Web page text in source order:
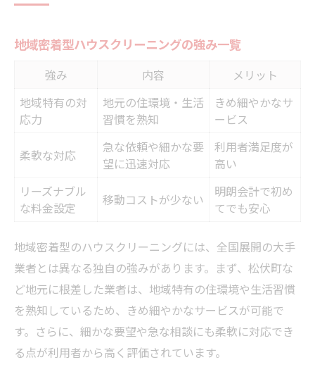
地域密着型ハウスクリーニングの強み一覧
強み 内容
メリット
地域特有の対
応力
地元の住環境・生活
習慣を熟知
きめ細やかなサ
ービス
柔軟な対応
急な依頼や細かな要
望に迅速対応
利用者満足度が
高い
リーズナブル
な料金設定
移動コストが少ない
明朗会計で初め
てでも安心
地域密着型のハウスクリーニングには、全国展開の大手
業者とは異なる独自の強みがあります。まず、松伏町な
ど地元に根差した業者は、地域特有の住環境や生活習慣
を熟知しているため、きめ細やかなサービスが可能で
す。さらに、細かな要望や急な相談にも柔軟に対応でき
る点が利用者から高く評価されています。